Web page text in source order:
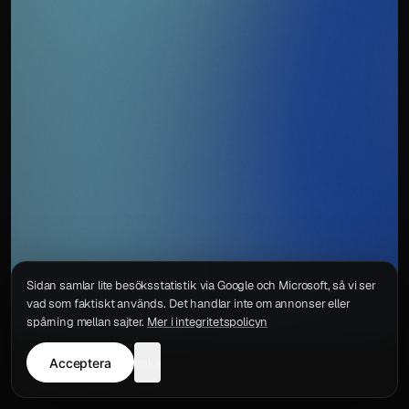
IntegritetspolicyKontakt
Sidan samlar lite besöksstatistik via Google och Microsoft, så vi ser
vad som faktiskt används. Det handlar inte om annonser eller
spårning mellan sajter. Mer i integritetspolicyn
Acceptera neka